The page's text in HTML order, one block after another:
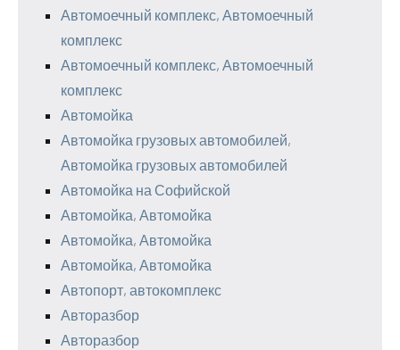
Автомоечный комплекс, Автомоечный
комплекс
Автомоечный комплекс, Автомоечный
комплекс
Автомойка
Автомойка грузовых автомобилей,
Автомойка грузовых автомобилей
Автомойка на Софийской
Автомойка, Автомойка
Автомойка, Автомойка
Автомойка, Автомойка
Автопорт, автокомплекс
Авторазбор
Авторазбор